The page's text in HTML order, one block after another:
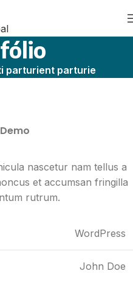
parturient parturie
nascetur nam tellus a
et accumsan fringilla
rutrum.
WordPress
John Doe